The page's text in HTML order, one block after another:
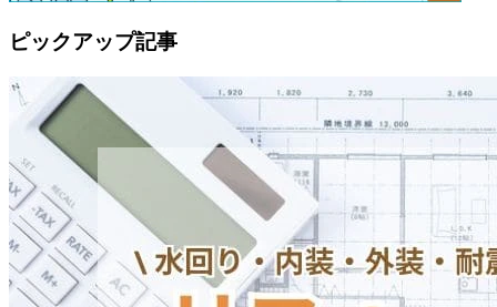
ピックアップ記事